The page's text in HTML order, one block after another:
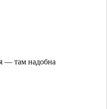
— там надобна